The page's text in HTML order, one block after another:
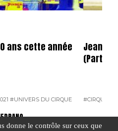
ans cette année
#UNIVERS DU CIRQUE
Jean
(Partie
#CIRQUE
donne le contrôle sur ceux que